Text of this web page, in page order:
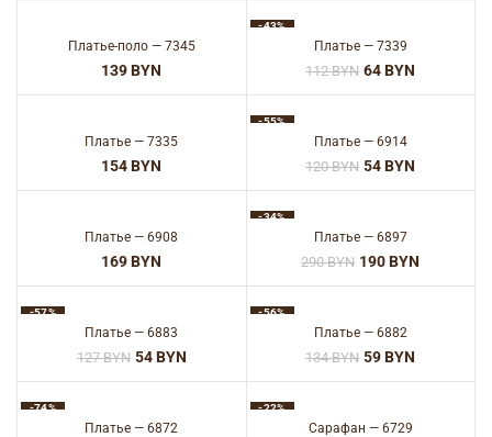
Платье-поло — 7345
BYN
-43%
Платье — 7339
112BYN 64BYN
Платье — 7335
BYN
-55%
Платье — 6914
120BYN 54BYN
Платье — 6908
BYN
-34%
Платье — 6897
290BYN 190BYN
-57%
Платье — 6883
127BYN 54BYN
-56%
Платье — 6882
134BYN 59BYN
-74%
Платье — 6872
-22%
Сарафан — 6729